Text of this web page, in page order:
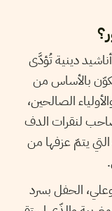
دينية تُؤدَّى
بالأساس من
الصالحين،
لنقرات الدف
يتمّ عزفها من
الحفل بسرد